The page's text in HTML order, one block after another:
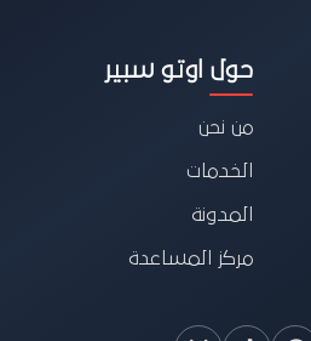
حول اوتو سبير
من نحن
الخدمات
المدونة
مركز المساعدة